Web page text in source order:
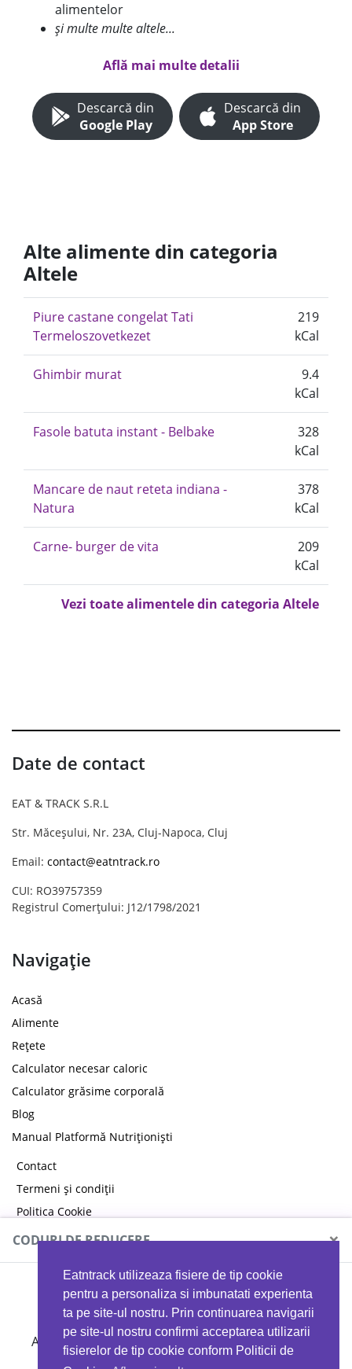
Eatntrack utilizeaza fisiere de tip cookie
pentru a personaliza si imbunatati experienta
ta pe site-ul nostru. Prin continuarea navigarii
pe site-ul nostru confirmi acceptarea utilizarii
fisierelor de tip cookie conform Politicii de
alimentelor
și multe multe altele...
Află mai multe detalii
Descarcă din
Google Play
Descarcă din
App Store
Alte alimente din categoria
Altele
Piure castane congelat Tati
Termeloszovetkezet
219
kCal
Ghimbir murat
9.4
kCal
Fasole batuta instant - Belbake
328
kCal
Mancare de naut reteta indiana -
Natura
378
kCal
Carne- burger de vita
209
kCal
Vezi toate alimentele din categoria Altele
Date de contact
EAT & TRACK S.R.L
Str. Măceșului, Nr. 23A, Cluj-Napoca, Cluj
Email: contact@eatntrack.ro
CUI: RO39757359
Registrul Comerțului: J12/1798/2021
Navigație
Acasă
Alimente
Rețete
Calculator necesar caloric
Calculator grăsime corporală
Blog
Manual Platformă Nutriționiști
Contact
Termeni și condiții
Politica Cookie
Politica de confidențialitate
CODURI DE REDUCERE ×
MYPROTEIN
Ai 40%reducere la orice comandă folosind codul
EATTRACK